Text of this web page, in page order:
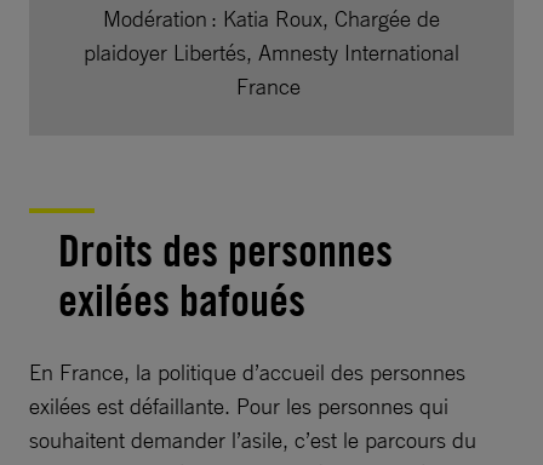
Modération : Katia Roux, Chargée de
plaidoyer Libertés, Amnesty International
France
Droits des personnes
exilées bafoués
En France, la politique d’accueil des personnes
exilées est défaillante. Pour les personnes qui
souhaitent demander l’asile, c’est le parcours du